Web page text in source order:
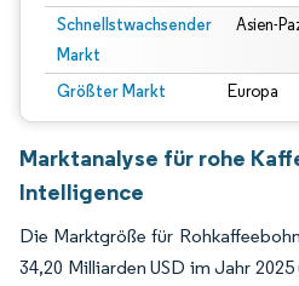
Schnellstwachsender
Markt
Asien-
Größter Markt Europa
Marktanalyse für rohe
Intelligence
Die Marktgröße für
34,20 Milliarden USD im Jahr